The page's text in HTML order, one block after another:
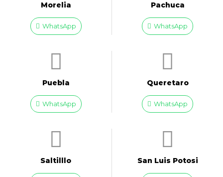
Morelia
WhatsApp
Pachuca
WhatsApp
Puebla
WhatsApp
Queretaro
WhatsApp
Saltilllo San Luis Potosi